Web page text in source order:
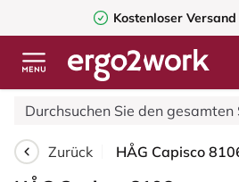
Kostenloser Versand
Zurück